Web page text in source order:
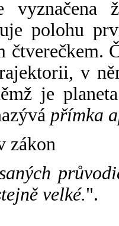
vyznačena
polohu
čtverečkem.
v
je
přímka
zákon
velké.".